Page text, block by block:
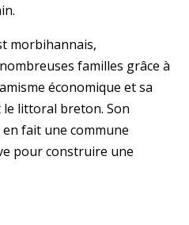
morbihannais,
familles grâce à
économique et sa
le littoral breton. Son
fait une commune
pour construire une